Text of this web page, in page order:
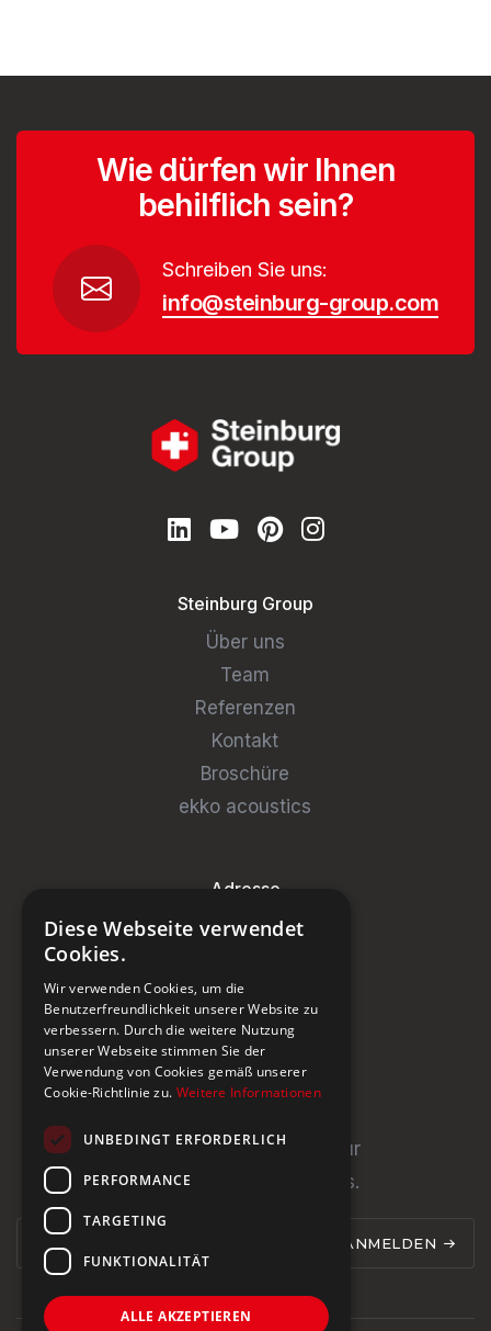
Wie dürfen wir Ihnen
behilflich sein?
Schreiben Sie uns:
info@steinburg-group.com
Steinburg Group
Über uns
Team
Referenzen
Kontakt
Broschüre
ekko acoustics
Adresse
Steinburg Group GmbH
CH-5466 Kaiserstuhl
+41 43 433 00 25
Newsletter abonnieren für
Neuigkeiten und Updates.
ANMELDEN
Diese Webseite verwendet
Cookies.
Wir verwenden Cookies, um die
Benutzerfreundlichkeit unserer Website zu
verbessern. Durch die weitere Nutzung
unserer Webseite stimmen Sie der
Verwendung von Cookies gemäß unserer
Cookie-Richtlinie zu. Weitere Informationen
UNBEDINGT ERFORDERLICH
PERFORMANCE
TARGETING
FUNKTIONALITÄT
ALLE AKZEPTIEREN